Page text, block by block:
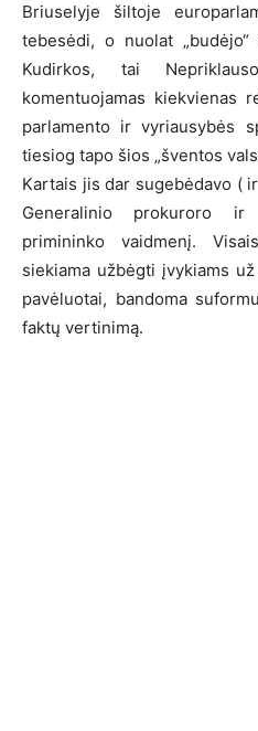
Briuselyje šiltoje
tebesėdi, o nuolat
Kudirkos, tai
komentuojamas kiekvienas
parlamento ir vyriausybės
tiesiog tapo šios „šventos
Kartais jis dar sugebėdavo (
Generalinio prokuroro
primininko vaidmenį.
siekiama užbėgti įvykiams
pavėluotai, bandoma
faktų vertinimą.